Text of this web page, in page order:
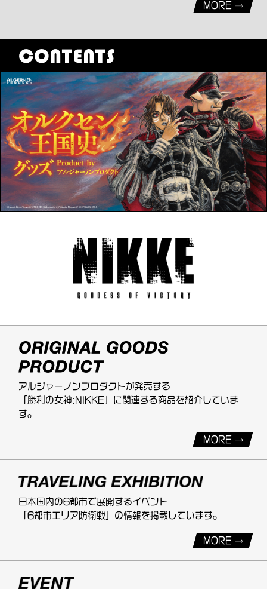
MORE
CONTENTS
アルジャーノンプロダクトが発売する
「勝利の女神:NIKKE」に関連する商品を紹介していま
す。
MORE
日本国内の6都市で展開するイベント
「6都市エリア防衛戦」の情報を掲載しています。
MORE